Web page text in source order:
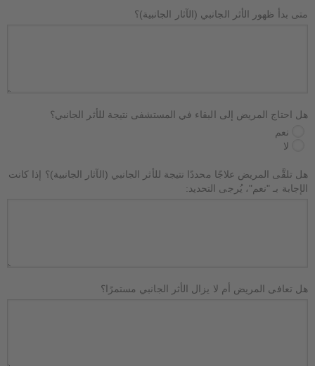
متى بدأ ظهور الأثر الجانبي (الآثار الجانبية)؟
هل احتاج المريض إلى البقاء في المستشفى نتيجة للأثر الجانبي؟
نعم
لا
هل تلقَّى المريض علاجًا محددًا نتيجة للأثر الجانبي (الآثار الجانبية)؟ إذا كانت
الإجابة بـ "نعم"، يُرجى التحديد:
هل تعافى المريض أم لا يزال الأثر الجانبي مستمرًا؟